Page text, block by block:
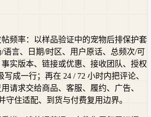
频率：以样品验证中的宠物后排保护套
语言、日期/时区、用户原话、总频次/可
实版本、链接或优惠、接收团队、授权
成一行；再在 24 / 72 小时内把评论、
请求交给商品、客服、履约、广告、
守住适配、到货与付费复用边界。